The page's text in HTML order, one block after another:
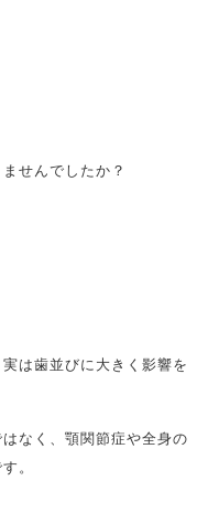
せんでしたか？
は歯並びに大きく影響を
なく、顎関節症や全身の
。